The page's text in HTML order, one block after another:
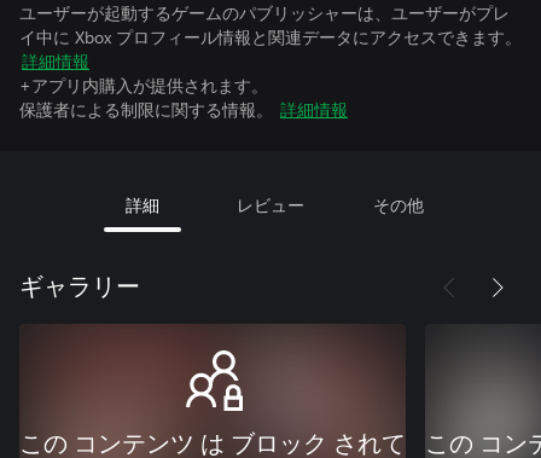
ユーザーが起動するゲームのパブリッシャーは、ユーザーがプレ
イ中に Xbox プロフィール情報と関連データにアクセスできます。
詳細情報
+アプリ内購入が提供されます。
保護者による制限に関する情報。
詳細情報
詳細 レビュー その他
ギャラリー
この コンテンツ は ブロック されて
この コン